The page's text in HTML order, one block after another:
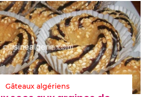
Gâteaux algériens